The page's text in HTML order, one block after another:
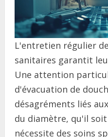
L'entretien régulier
sanitaires garantit
Une attention
d'évacuation de
désagréments liés
du diamètre, qu'il
nécessite des soins